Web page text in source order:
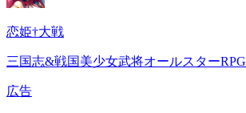
恋姫†大戦
三国志&戦国美少女武将オールスターRPG
広告